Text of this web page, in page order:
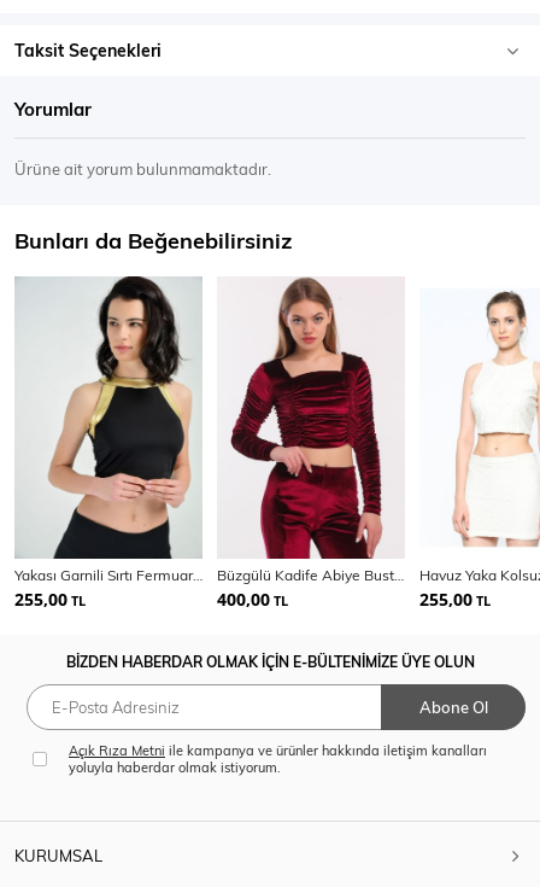
Taksit Seçenekleri
Yorumlar
Ürüne ait yorum bulunmamaktadır.
Bunları da Beğenebilirsiniz
Yakası Garnili Sırtı Fermuarlı Bluz
255,00 TL 400,00 TL 255,00 TL
BİZDEN HABERDAR OLMAK İÇİN E-BÜLTENİMİZE ÜYE OLUN
Abone Ol
Açık Rıza Metni ile kampanya ve ürünler hakkında iletişim kanalları
yoluyla haberdar olmak istiyorum.
KURUMSAL